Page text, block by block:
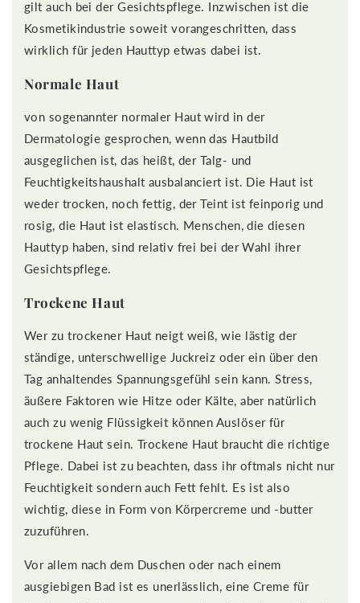
gilt auch bei der Gesichtspflege. Inzwischen ist die
Kosmetikindustrie soweit vorangeschritten, dass
wirklich für jeden Hauttyp etwas dabei ist.
Normale Haut
von sogenannter normaler Haut wird in der
Dermatologie gesprochen, wenn das Hautbild
ausgeglichen ist, das heißt, der Talg- und
Feuchtigkeitshaushalt ausbalanciert ist. Die Haut ist
weder trocken, noch fettig, der Teint ist feinporig und
rosig, die Haut ist elastisch. Menschen, die diesen
Hauttyp haben, sind relativ frei bei der Wahl ihrer
Gesichtspflege.
Trockene Haut
Wer zu trockener Haut neigt weiß, wie lästig der
ständige, unterschwellige Juckreiz oder ein über den
Tag anhaltendes Spannungsgefühl sein kann. Stress,
äußere Faktoren wie Hitze oder Kälte, aber natürlich
auch zu wenig Flüssigkeit können Auslöser für
trockene Haut sein. Trockene Haut braucht die richtige
Pflege. Dabei ist zu beachten, dass ihr oftmals nicht nur
Feuchtigkeit sondern auch Fett fehlt. Es ist also
wichtig, diese in Form von Körpercreme und -butter
zuzuführen.
Vor allem nach dem Duschen oder nach einem
ausgiebigen Bad ist es unerlässlich, eine Creme für